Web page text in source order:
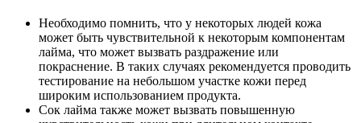
Необходимо помнить, что у некоторых людей кожа
может быть чувствительной к некоторым компонентам
лайма, что может вызвать раздражение или
покраснение. В таких случаях рекомендуется проводить
тестирование на небольшом участке кожи перед
широким использованием продукта.
Сок лайма также может вызвать повышенную